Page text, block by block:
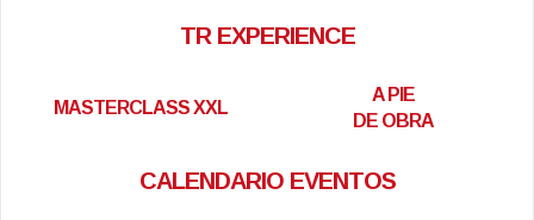
TR EXPERIENCE
MASTERCLASS XXL
A PIE
DE OBRA
CALENDARIO EVENTOS